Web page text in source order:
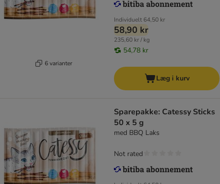
6 varianter
Individuelt 64,50 kr
58,90 kr
235,60 kr / kg
54,78 kr
Læg i kurv
Sparepakke: Catessy Sticks
50 x 5 g
med BBQ Laks
Not rated